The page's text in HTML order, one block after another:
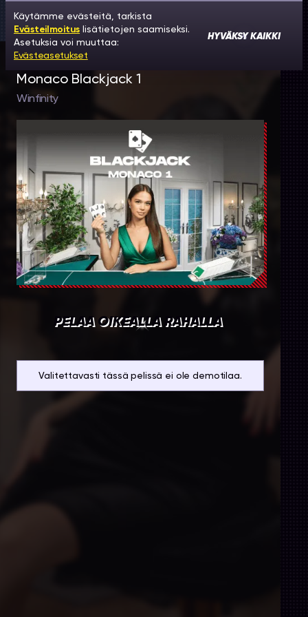
Monaco Blackjack 1
Winfinity
PELAA OIKEALLA RAHALLA
Valitettavasti tässä pelissä ei ole demotilaa.
Käytämme evästeitä, tarkista
Evästeilmoitus lisätietojen saamiseksi.
Asetuksia voi muuttaa:
Evästeasetukset
HYVÄKSY KAIKKI